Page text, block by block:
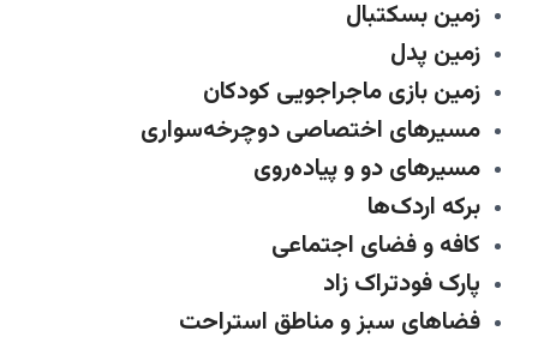
زمین بسکتبال
زمین پدل
زمین بازی ماجراجویی کودکان
مسیرهای اختصاصی دوچرخه‌سواری
مسیرهای دو و پیاده‌روی
برکه اردک‌ها
کافه و فضای اجتماعی
پارک فودتراک زاد
فضاهای سبز و مناطق استراحت